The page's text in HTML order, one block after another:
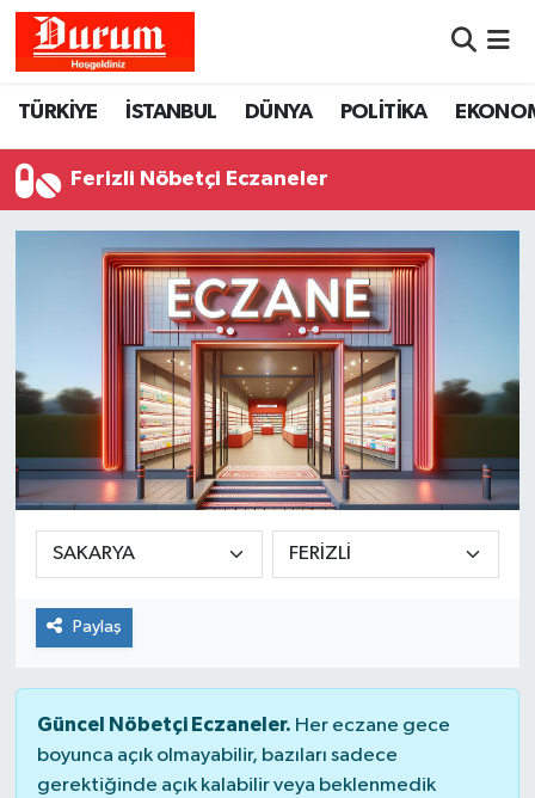
TÜRKİYE İSTANBUL DÜNYA POLİTİKA
Ferizli Nöbetçi Eczaneler
Paylaş
Güncel Nöbetçi Eczaneler. Her eczane gece
boyunca açık olmayabilir, bazıları sadece
gerektiğinde açık kalabilir veya beklenmedik
Hava Durumu
Namaz Vakitleri
Trafik Durumu
Süper Lig Puan Durumu ve Fikstür
Tüm Manşetler
Son Dakika Haberleri
Haber Arşivi